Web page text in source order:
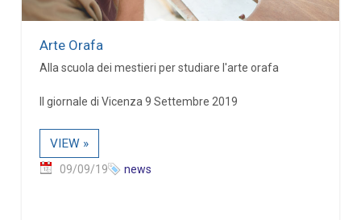
Arte Orafa
Alla scuola dei mestieri per studiare l'arte orafa
Il giornale di Vicenza 9 Settembre 2019
VIEW »
09/09/19 news